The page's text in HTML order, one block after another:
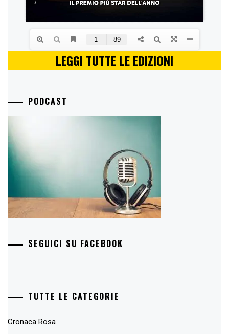
LEGGI TUTTE LE EDIZIONI
PODCAST
SEGUICI SU FACEBOOK
TUTTE LE CATEGORIE
Cronaca Rosa